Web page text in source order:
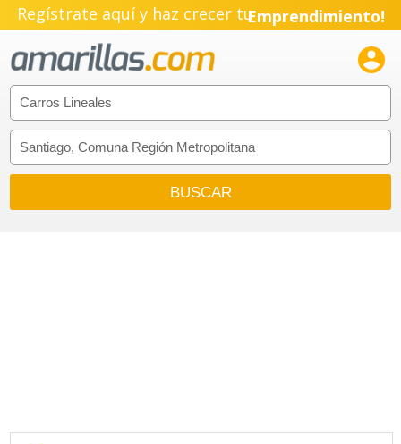
Regístrate aquí y haz crecer tuEmprendimiento!
